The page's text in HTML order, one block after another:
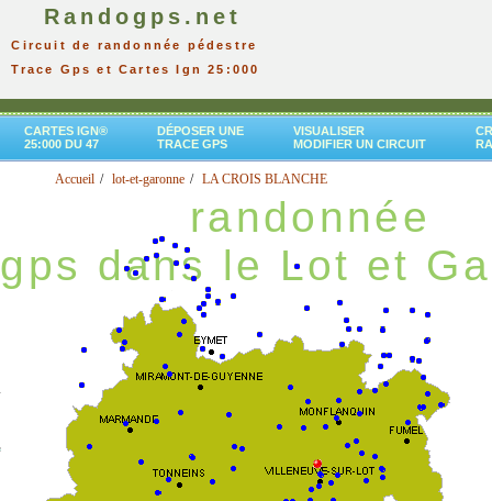
Randogps.net
Circuit de randonnée pédestre
Trace Gps et Cartes Ign 25:000
CARTES IGN®
25:000 DU 47
DÉPOSER UNE
TRACE GPS
VISUALISER
MODIFIER UN CIRCUIT
Accueil lot-et-garonne LA CROIS BLANCHE
randonnée
gps dans le Lot et